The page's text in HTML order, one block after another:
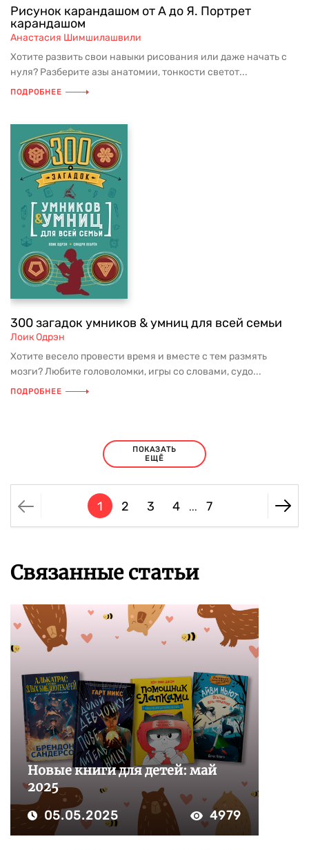
Рисунок карандашом от А до Я. Портрет
карандашом
Анастасия Шимшилашвили
Хотите развить свои навыки рисования или даже начать с
нуля? Разберите азы анатомии, тонкости светот...
ПОДРОБНЕЕ
300 загадок умников & умниц для всей семьи
Лоик Одрэн
Хотите весело провести время и вместе с тем размять
мозги? Любите головоломки, игры со словами, судо...
ПОДРОБНЕЕ
ПОКАЗАТЬ
ЕЩЁ
1 2 3 4 ... 7
Связанные статьи
Новые книги для детей: май
2025
05.05.2025 4979